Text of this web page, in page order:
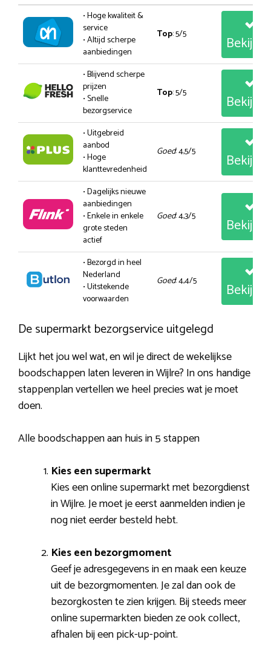
• Hoge kwaliteit &
service
• Altijd scherpe
aanbiedingen
Top: 5/5
• Blijvend scherpe
prijzen
• Snelle
bezorgservice
Top: 5/5
• Uitgebreid
aanbod
• Hoge
klanttevredenheid
Goed: 4,5/5
• Dagelijks nieuwe
aanbiedingen
• Enkele in enkele
grote steden
actief
Goed: 4,3/5
• Bezorgd in heel
Nederland
• Uitstekende
voorwaarden
Goed: 4,4/5
De supermarkt bezorgservice uitgelegd
Lijkt het jou wel wat, en wil je direct de wekelijkse
boodschappen laten leveren in Wijlre? In ons handige
stappenplan vertellen we heel precies wat je moet
doen.
Alle boodschappen aan huis in 5 stappen
Kies een supermarkt
Kies een online supermarkt met bezorgdienst
in Wijlre. Je moet je eerst aanmelden indien je
nog niet eerder besteld hebt.
Kies een bezorgmoment
Geef je adresgegevens in en maak een keuze
uit de bezorgmomenten. Je zal dan ook de
bezorgkosten te zien krijgen. Bij steeds meer
online supermarkten bieden ze ook collect,
afhalen bij een pick-up-point.